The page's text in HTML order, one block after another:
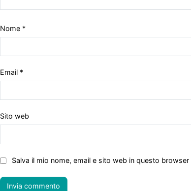
Nome *
Email *
Sito web
Salva il mio nome, email e sito web in questo